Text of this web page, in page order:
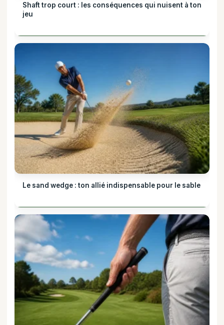
Shaft trop court : les conséquences qui nuisent à ton
jeu
Le sand wedge : ton allié indispensable pour le sable